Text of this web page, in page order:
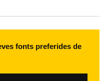
fonts preferides de